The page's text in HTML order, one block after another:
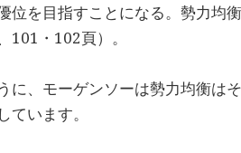
位を目指すことになる。勢力均
101・102頁）。
に、モーゲンソーは勢力均衡は
ています。